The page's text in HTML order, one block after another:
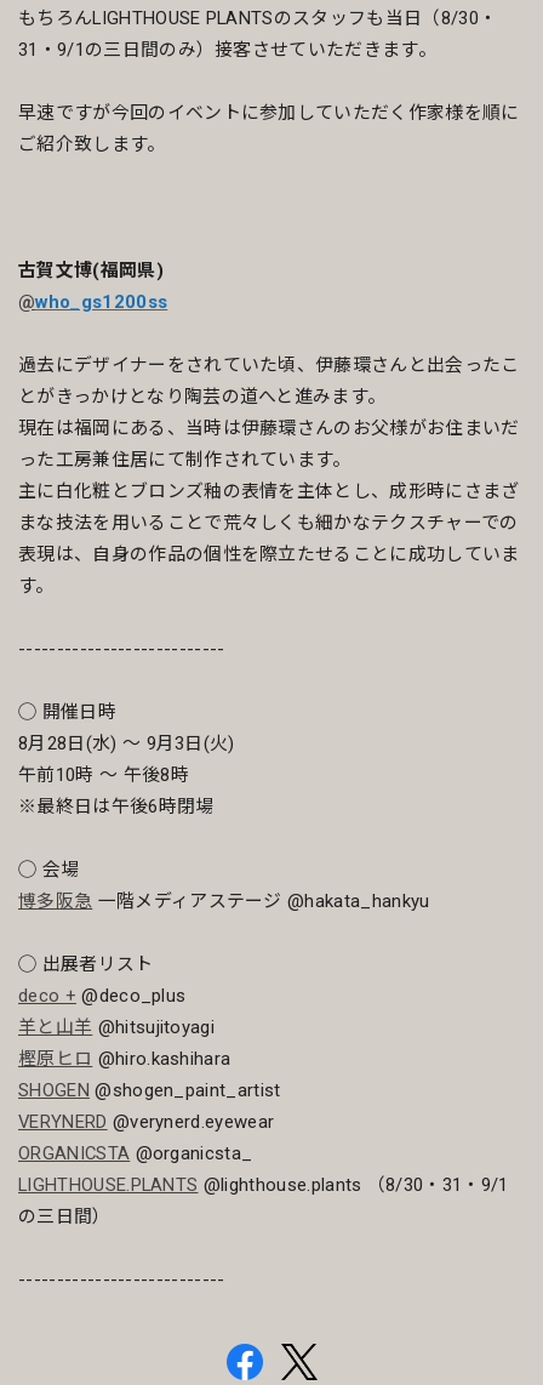
もちろんLIGHTHOUSE PLANTSのスタッフも当日（8/30・
31・9/1の三日間のみ）接客させていただきます。
早速ですが今回のイベントに参加していただく作家様を順に
ご紹介致します。
古賀文博(福岡県)
@who_gs1200ss
過去にデザイナーをされていた頃、伊藤環さんと出会ったこ
とがきっかけとなり陶芸の道へと進みます。
現在は福岡にある、当時は伊藤環さんのお父様がお住まいだ
った工房兼住居にて制作されています。
主に白化粧とブロンズ釉の表情を主体とし、成形時にさまざ
まな技法を用いることで荒々しくも細かなテクスチャーでの
表現は、自身の作品の個性を際立たせることに成功していま
す。
---------------------------
◯ 開催日時
8月28日(水) 〜 9月3日(火)
午前10時 ～ 午後8時
※最終日は午後6時閉場
◯ 会場
博多阪急 一階メディアステージ @hakata_hankyu
◯ 出展者リスト
deco + @deco_plus
羊と山羊 @hitsujitoyagi
樫原ヒロ @hiro.kashihara
SHOGEN @shogen_paint_artist
VERYNERD @verynerd.eyewear
ORGANICSTA @organicsta_
LIGHTHOUSE.PLANTS @lighthouse.plants （8/30・31・9/1
の三日間）
---------------------------